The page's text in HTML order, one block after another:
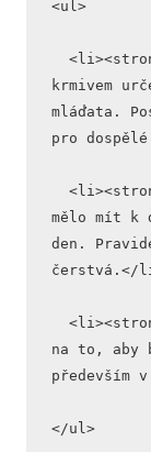
<ul>
krmivem
mláďata.
pro
mělo mít k
den.
čerstvá.</
na to, aby
především
</ul>